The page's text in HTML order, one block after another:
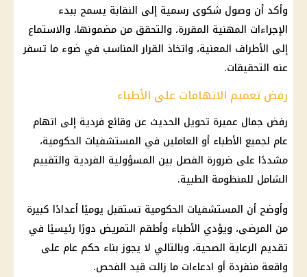
وأكد أن وصول شكوى رسمية إلى النقابة يسمح ببدء
الإجراءات المهنية المقررة، والتحقق من مضمونها، والاستماع
إلى الأطراف المعنية، واتخاذ القرار المناسب في ضوء ما تسفر
عنه التحقيقات.
رفض تعميم الاتهامات على الأطباء
رفض جمال عميرة تحويل الحديث عن وقائع فردية إلى اتهام
عام لجميع الأطباء أو العاملين في المستشفيات الحكومية،
مشددًا على ضرورة الفصل بين المسؤولية الفردية والتقييم
الشامل للمنظومة الطبية.
وأوضح أن المستشفيات الحكومية تستقبل يوميًا أعدادًا كبيرة
من المرضى، ويؤدي الأطباء وأطقم التمريض دورًا رئيسيًا في
تقديم الرعاية الصحية، وبالتالي لا يجوز بناء حكم عام على
واقعة منفردة أو ادعاءات ما زالت قيد الفحص.